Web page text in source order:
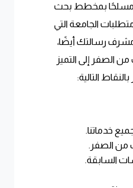
مسلحًا بمخطط بحث
الجامعة التي
مشرف رسالتك أيضًا،
من الصفر إلى التميز
التالية:
خدماتنا.
من الصفر.
السابقة.